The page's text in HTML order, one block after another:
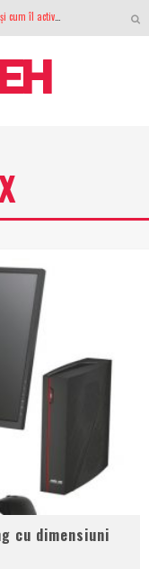
100 GB de internet mobil gratuit de la Orange. Fără contract, fără acte și fără obligații
cu dimensiuni